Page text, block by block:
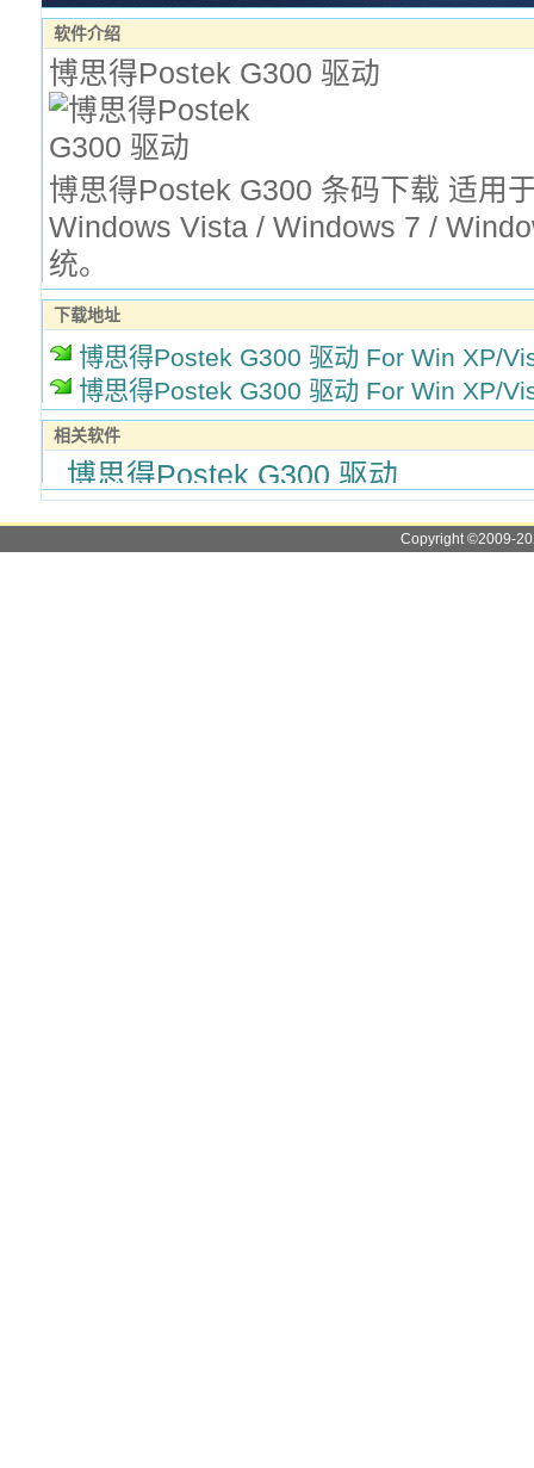
软件介绍
博思得Postek G300 驱动
博思得Postek G300 条码下载 适用
Windows Vista / Windows 7 /
统。
下载地址
博思得Postek G300 驱动 For Win XP/
博思得Postek G300 驱动 For Win XP/
相关软件
博思得Postek G300 驱动
Copyright ©2009-